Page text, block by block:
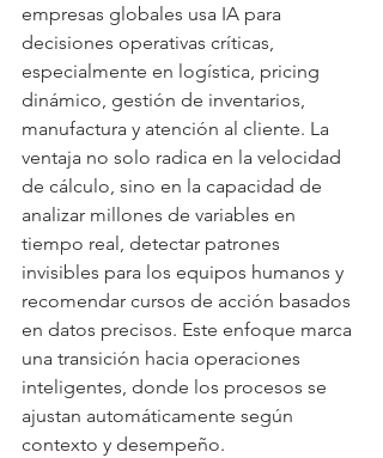
empresas globales usa IA para
decisiones operativas críticas,
especialmente en logística, pricing
dinámico, gestión de inventarios,
manufactura y atención al cliente. La
ventaja no solo radica en la velocidad
de cálculo, sino en la capacidad de
analizar millones de variables en
tiempo real, detectar patrones
invisibles para los equipos humanos y
recomendar cursos de acción basados
en datos precisos. Este enfoque marca
una transición hacia operaciones
inteligentes, donde los procesos se
ajustan automáticamente según
contexto y desempeño.